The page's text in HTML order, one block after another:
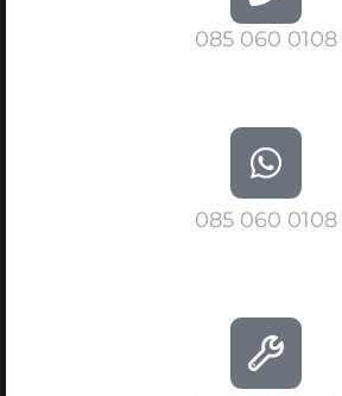
085 060 0108
085 060 0108